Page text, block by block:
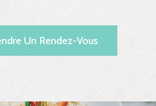
Un Rendez-Vous